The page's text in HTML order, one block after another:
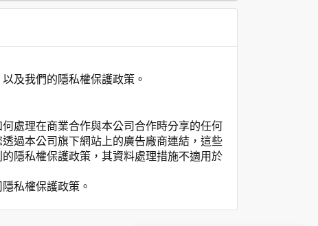
及我們的隱私權保護政策。
處理在商業合作與本公司合作時分享的任何
過本公司旗下網站上的廣告廠商連結，這些
隱私權保護政策，其資料處理措施不適用於
私權保護政策。